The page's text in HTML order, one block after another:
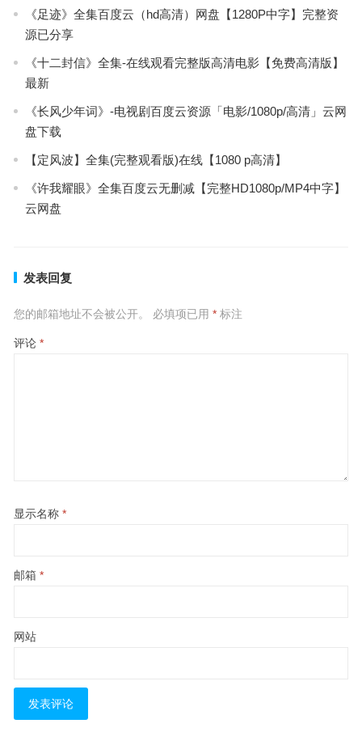
《足迹》全集百度云（hd高清）网盘【1280P中字】完整资
源已分享
《十二封信》全集-在线观看完整版高清电影【免费高清版】
最新
《长风少年词》-电视剧百度云资源「电影/1080p/高清」云网
盘下载
【定风波】全集(完整观看版)在线【1080 p高清】
《许我耀眼》全集百度云无删减【完整HD1080p/MP4中字】
云网盘
发表回复
您的邮箱地址不会被公开。 必填项已用 *标注
评论 *
显示名称 *
邮箱 *
网站